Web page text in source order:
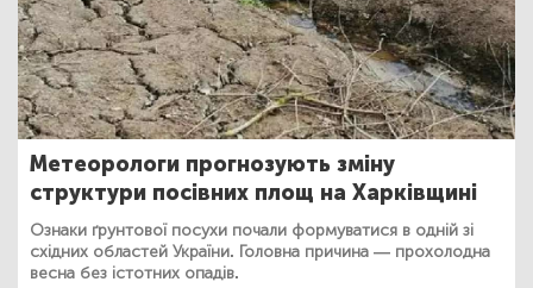
Метеорологи прогнозують зміну
структури посівних площ на Харківщині
Ознаки ґрунтової посухи почали формуватися в одній зі
східних областей України. Головна причина — прохолодна
весна без істотних опадів.